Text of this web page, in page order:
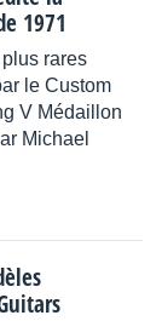
1971
rares
le Custom
V Médaillon
Michael